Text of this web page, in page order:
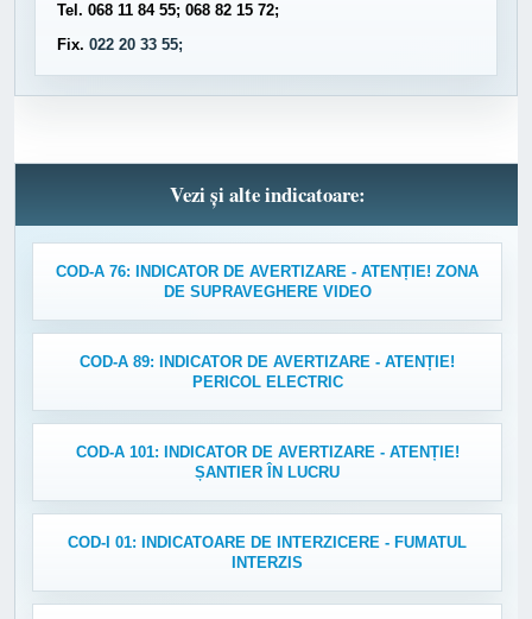
Tel. 068 11 84 55; 068 82 15 72;
Fix. 022 20 33 55;
Vezi și alte indicatoare:
COD-A 76: INDICATOR DE AVERTIZARE - ATENȚIE! ZONA
DE SUPRAVEGHERE VIDEO
COD-A 89: INDICATOR DE AVERTIZARE - ATENȚIE!
PERICOL ELECTRIC
COD-A 101: INDICATOR DE AVERTIZARE - ATENȚIE!
ȘANTIER ÎN LUCRU
COD-I 01: INDICATOARE DE INTERZICERE - FUMATUL
INTERZIS